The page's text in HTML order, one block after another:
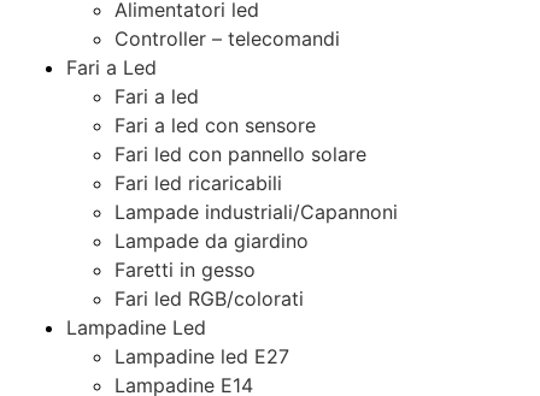
Alimentatori led
Controller – telecomandi
Fari a Led
Fari a led
Fari a led con sensore
Fari led con pannello solare
Fari led ricaricabili
Lampade industriali/Capannoni
Lampade da giardino
Faretti in gesso
Fari led RGB/colorati
Lampadine Led
Lampadine led E27
Lampadine E14